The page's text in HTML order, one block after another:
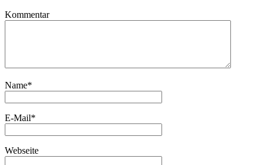
Kommentar
Name*
E-Mail*
Webseite